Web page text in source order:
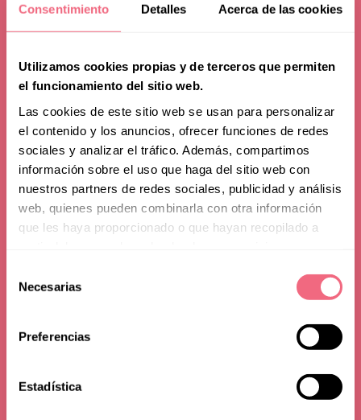
Consentimiento Detalles Acerca de las cookies
Utilizamos cookies propias y de terceros que permiten
el funcionamiento del sitio web.
Las cookies de este sitio web se usan para personalizar
el contenido y los anuncios, ofrecer funciones de redes
sociales y analizar el tráfico. Además, compartimos
información sobre el uso que haga del sitio web con
nuestros partners de redes sociales, publicidad y análisis
web, quienes pueden combinarla con otra información
que les haya proporcionado o que hayan recopilado a
Necesarias
Preferencias
Estadística
Patientes de 30+